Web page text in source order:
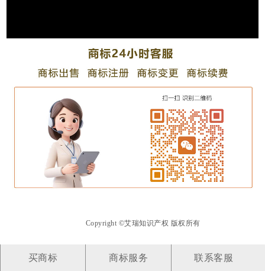
买商标 商标服务 联系客服
Copyright ©艾瑞知识产权 版权所有